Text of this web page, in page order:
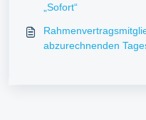
„Sofort“
abzurechnenden